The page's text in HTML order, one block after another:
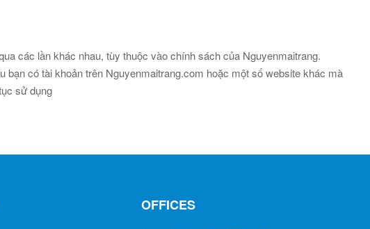
các lần khác nhau, tùy thuộc vào chính sách của Nguyenmaitrang.
có tài khoản trên Nguyenmaitrang.com hoặc một số website khác mà
sử dụng
OFFICES